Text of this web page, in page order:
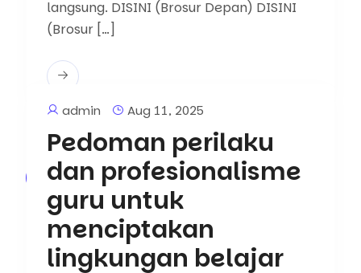
langsung. DISINI (Brosur Depan) DISINI
(Brosur […]
Artikel
admin Aug 11, 2025
Pedoman perilaku
dan profesionalisme
guru untuk
menciptakan
lingkungan belajar